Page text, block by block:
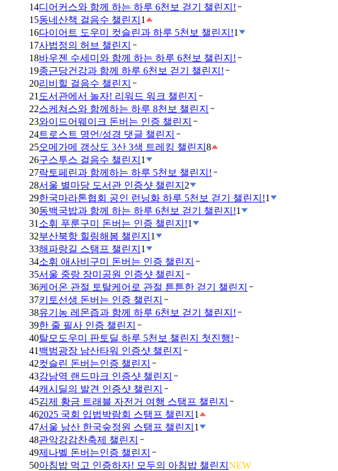
14디어커스와 함께 하는 하루 6천보 걷기 챌린지!
15동네산책 걸음수 챌린지 1
16다이어트 도우미 컷슬린과 하루 5천보 챌린지!1
17사법정의 허브 챌린지
18바우젠 수세미와 함께 하는 하루 6천보 챌린지!
19종근당건강과 함께 하루 6천보 걷기 챌린지!
20리비힐 걸음수 챌린지
21 도서관에서 놀자! 리워드 워크 챌린지
22스케쳐스와 함께하는 하루 8천보 챌린지
23와이드어웨이크 돈버는 인증 챌린지
24트로스트 명언/성경 댓글 챌린지
25오메가메 갱상도 3산 3색 트레킹 챌린지 8
26구스투스 걸음수 챌린지 1
27락토페린과 함께하는 하루 5천보 챌린지!
28서울 별마당 도서관 인증샷 챌린지 2
29한국마라톤협회 공인 런닝화 하루 5천보 걷기 챌린지!1
30동백국밥과 함께 하는 하루 6천보 걷기 챌린지!1
31 소휘 푸룬구미 돈버는 인증 챌린지!1
32부산북항 힐링해봄 챌린지 1
33해파랑길 스탬프 챌린지 1
34소휘 애사비구미 돈버는 인증 챌린지
35서울 중랑 장미공원 인증샷 챌린지
36케어온 관절 토탈케어로 관절 튼튼한 걷기 챌린지
37키토선생 돈버는 인증 챌린지
38유기농 레몬즙과 함께 하루 6천보 걷기 챌린지!
39한 줄 필사 인증 챌린지
40탈모도우미 판토딜 하루 5천보 챌린지 첫진행!
41 백범광장 남산타워 인증샷 챌린지
42컷슬린 돈버는인증 챌린지
43강남역 랜드마크 인증샷 챌린지
44캐시딜의 발견 인증샷 챌린지
45김제 황금 트래블 자전거 여행 스탬프 챌린지
462025 국회 입법박람회 스탬프 챌린지 1
47서울 남산 한국숲정원 스탬프 챌린지 1
48관악강감찬축제 챌린지
49제나벨 돈버는인증 챌린지
50아침밥 먹고 인증하자! 모두의 아침밥 챌린지 NEW